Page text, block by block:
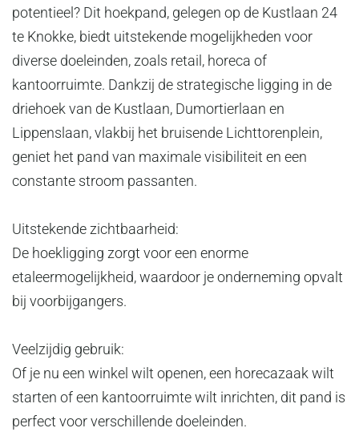
potentieel? Dit hoekpand, gelegen op de Kustlaan 24
te Knokke, biedt uitstekende mogelijkheden voor
diverse doeleinden, zoals retail, horeca of
kantoorruimte. Dankzij de strategische ligging in de
driehoek van de Kustlaan, Dumortierlaan en
Lippenslaan, vlakbij het bruisende Lichttorenplein,
geniet het pand van maximale visibiliteit en een
constante stroom passanten.
Uitstekende zichtbaarheid:
De hoekligging zorgt voor een enorme
etaleermogelijkheid, waardoor je onderneming opvalt
bij voorbijgangers.
Veelzijdig gebruik:
Of je nu een winkel wilt openen, een horecazaak wilt
starten of een kantoorruimte wilt inrichten, dit pand is
perfect voor verschillende doeleinden.